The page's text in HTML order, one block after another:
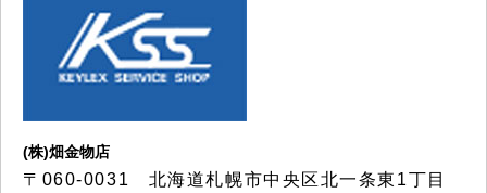
(株)畑金物店
〒060-0031 北海道札幌市中央区北一条東1丁目